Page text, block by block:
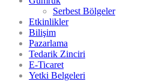
Serbest Bölgeler
Etkinlikler
Bilişim
Pazarlama
Tedarik Zinciri
E-Ticaret
Yetki Belgeleri